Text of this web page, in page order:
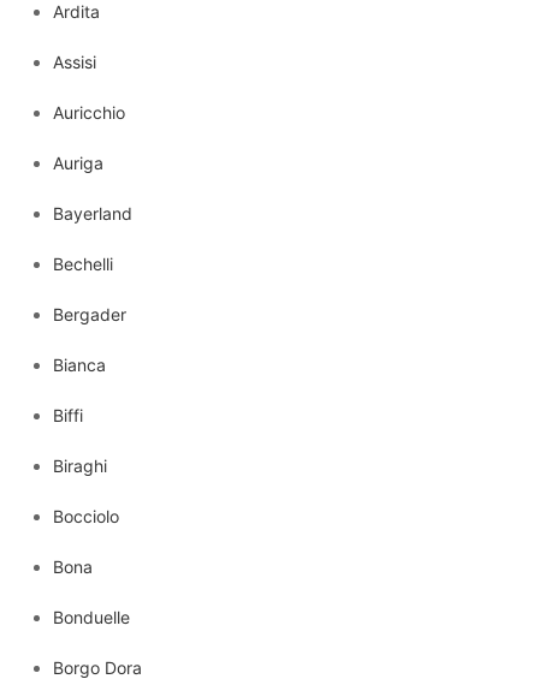
Ardita
Assisi
Auricchio
Auriga
Bayerland
Bechelli
Bergader
Bianca
Biffi
Biraghi
Bocciolo
Bona
Bonduelle
Borgo Dora